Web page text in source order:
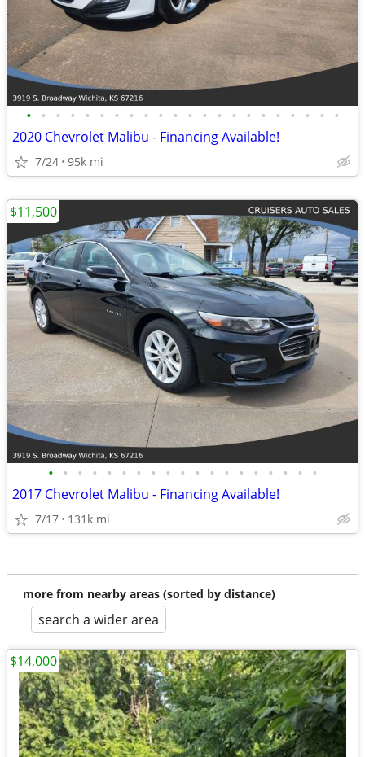
• • • • • • • • • • • • • • • • • • • • • •
2020 Chevrolet Malibu - Financing Available!
7/24 95k mi
• • • • • • • • • • • • • • • • • • •
2017 Chevrolet Malibu - Financing Available!
7/17 131k mi
$11,500
more from nearby areas (sorted by distance)
search a wider area
$14,000